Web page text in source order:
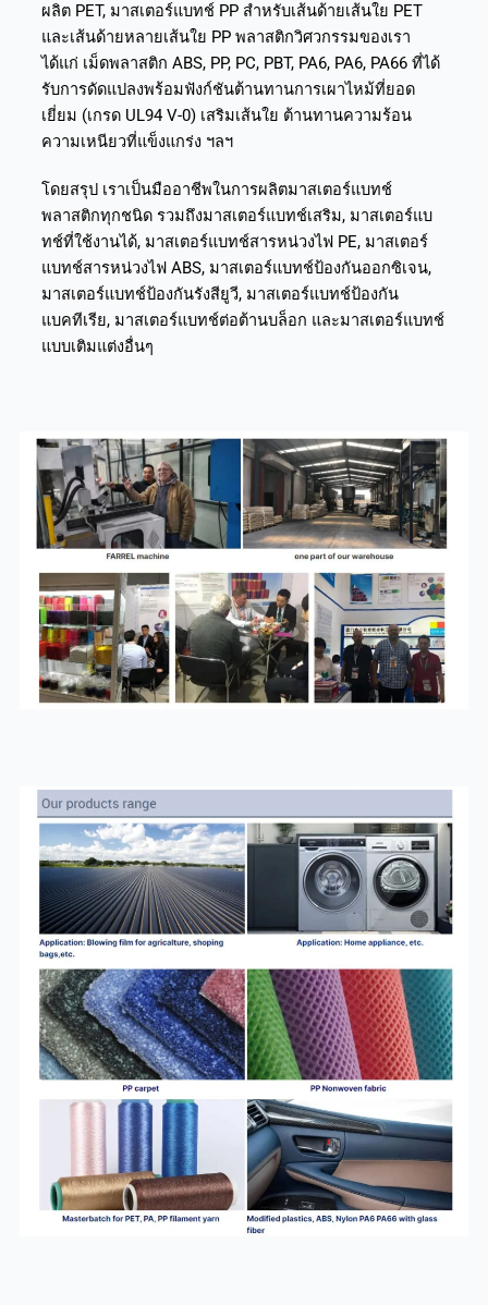
ผลิต PET, มาสเตอร์แบทช์ PP สำหรับเส้นด้ายเส้นใย PET
และเส้นด้ายหลายเส้นใย PP พลาสติกวิศวกรรมของเรา
ได้แก่ เม็ดพลาสติก ABS, PP, PC, PBT, PA6, PA6, PA66 ที่ได้
รับการดัดแปลงพร้อมฟังก์ชันต้านทานการเผาไหม้ที่ยอด
เยี่ยม (เกรด UL94 V-0) เสริมเส้นใย ต้านทานความร้อน
ความเหนียวที่แข็งแกร่ง ฯลฯ
โดยสรุป เราเป็นมืออาชีพในการผลิตมาสเตอร์แบทช์
พลาสติกทุกชนิด รวมถึงมาสเตอร์แบทช์เสริม, มาสเตอร์แบ
ทช์ที่ใช้งานได้, มาสเตอร์แบทช์สารหน่วงไฟ PE, มาสเตอร์
แบทช์สารหน่วงไฟ ABS, มาสเตอร์แบทช์ป้องกันออกซิเจน,
มาสเตอร์แบทช์ป้องกันรังสียูวี, มาสเตอร์แบทช์ป้องกัน
แบคทีเรีย, มาสเตอร์แบทช์ต่อต้านบล็อก และมาสเตอร์แบทช์
แบบเติมแต่งอื่นๆ